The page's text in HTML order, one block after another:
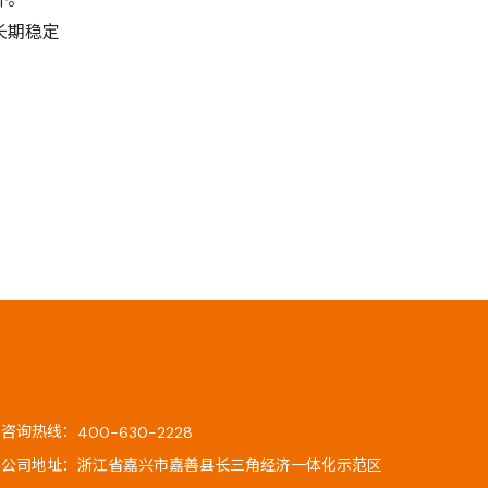
期稳定
咨询热线： 400-630-2228
公司地址：浙江省嘉兴市嘉善县长三角经济一体化示范区